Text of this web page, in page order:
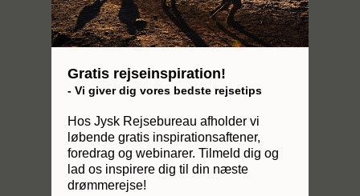
Gratis rejseinspiration!
- Vi giver dig vores bedste rejsetips
Hos Jysk Rejsebureau afholder vi
løbende gratis inspirationsaftener,
foredrag og webinarer. Tilmeld dig og
lad os inspirere dig til din næste
drømmerejse!